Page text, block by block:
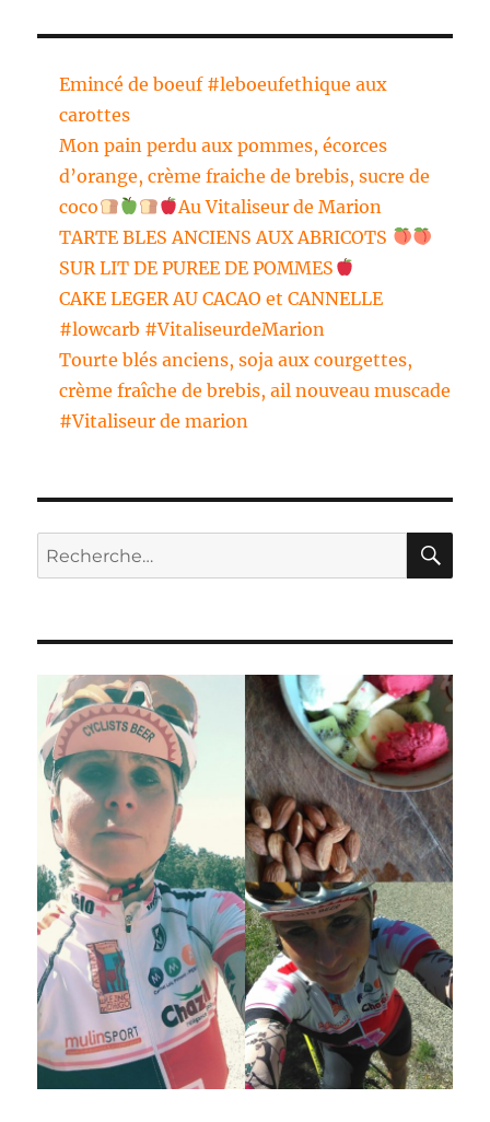
Emincé de boeuf #leboeufethique aux
carottes
Mon pain perdu aux pommes, écorces
d’orange, crème fraiche de brebis, sucre de
coco
Au Vitaliseur de Marion
TARTE BLES ANCIENS AUX ABRICOTS
SUR LIT DE PUREE DE POMMES
CAKE LEGER AU CACAO et CANNELLE
#lowcarb #VitaliseurdeMarion
Tourte blés anciens, soja aux courgettes,
crème fraîche de brebis, ail nouveau muscade
#Vitaliseur de marion
Recherche
pour :